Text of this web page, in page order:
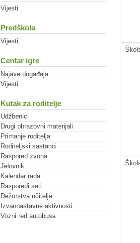
Vijesti
Predškola
Vijesti
Centar igre
Najave događaja
Vijesti
Kutak za roditelje
Udžbenici
Drugi obrazovni materijali
Primanje roditelja
Roditeljski sastanci
Raspored zvona
Jelovnik
Kalendar rada
Rasporedi sati
Dežurstva učitelja
Izvannastavne aktivnosti
Vozni red autobusa